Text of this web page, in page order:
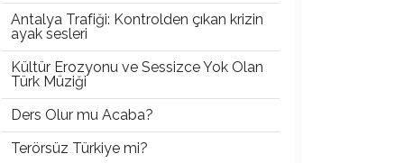
Antalya Trafiği: Kontrolden çıkan krizin
ayak sesleri
Kültür Erozyonu ve Sessizce Yok Olan
Türk Müziği
Ders Olur mu Acaba?
Terörsüz Türkiye mi?